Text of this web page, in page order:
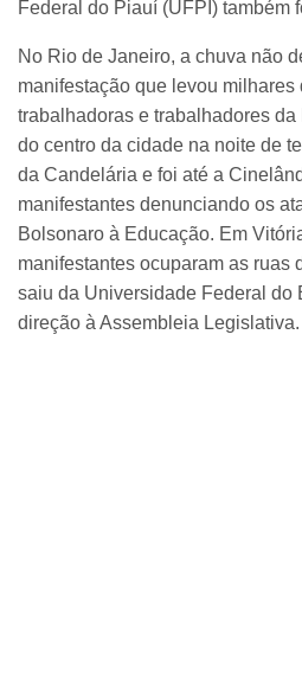
Federal do Piauí (UFPI) também
No Rio de Janeiro, a chuva não
manifestação que levou milhares
trabalhadoras e trabalhadores
do centro da cidade na noite de
da Candelária e foi até a
manifestantes denunciando os
Bolsonaro à Educação. Em
manifestantes ocuparam as ruas
saiu da Universidade Federal do
direção à Assembleia Legislativa.